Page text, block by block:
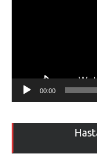
00:00